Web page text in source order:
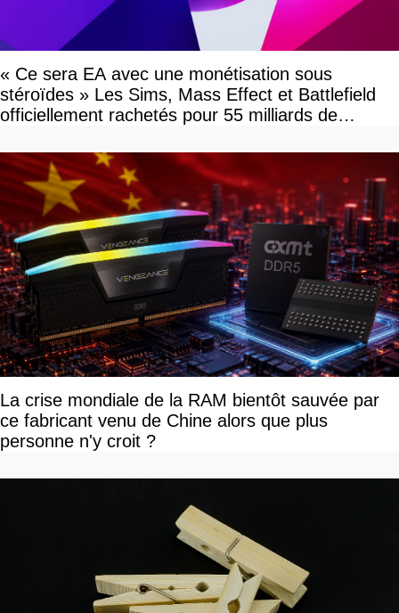
« Ce sera EA avec une monétisation sous
stéroïdes » Les Sims, Mass Effect et Battlefield
officiellement rachetés pour 55 milliards de
La crise mondiale de la RAM bientôt sauvée par
ce fabricant venu de Chine alors que plus
personne n'y croit ?